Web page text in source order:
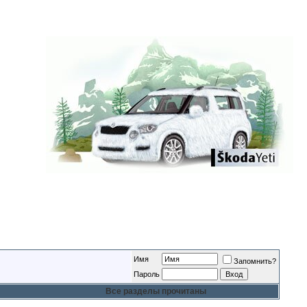
Имя
Запомнить?
Пароль
Все разделы прочитаны